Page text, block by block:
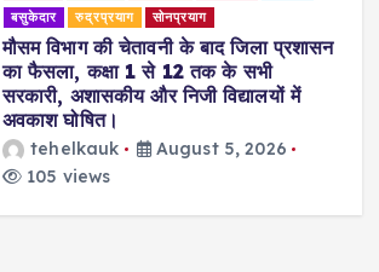
बसुकेदार
रुद्रप्रयाग सोनप्रयाग
मौसम विभाग की चेतावनी के बाद जिला प्रशासन
का फैसला, कक्षा 1 से 12 तक के सभी
सरकारी, अशासकीय और निजी विद्यालयों में
अवकाश घोषित।
tehelkauk
August 5, 2026
105 views